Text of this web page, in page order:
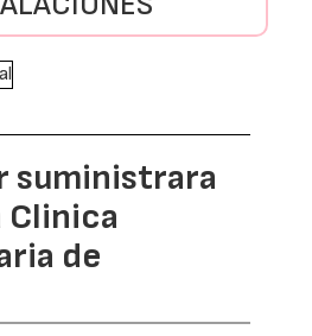
suministrara
Clinica
de